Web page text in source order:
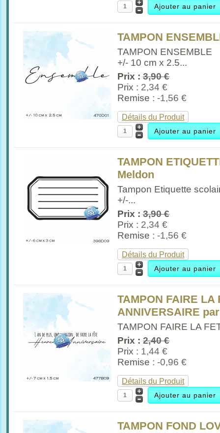
TAMPON
TAMPON ENSEMBLE
+/- 10 cm x 2.5...
Prix :3,90 €
Prix : 2,34 €
Remise :-1,56 €
Détails du Produit
TAMPON
Meldon
Tampon Etiquette
+/-...
Prix :3,90 €
Prix : 2,34 €
Remise :-1,56 €
Détails du Produit
TAMPON FAIRE LA
ANNIVERSAIRE
TAMPON FAIRE LA
Prix :2,40 €
Prix : 1,44 €
Remise :-0,96 €
Détails du Produit
TAMPON FOND